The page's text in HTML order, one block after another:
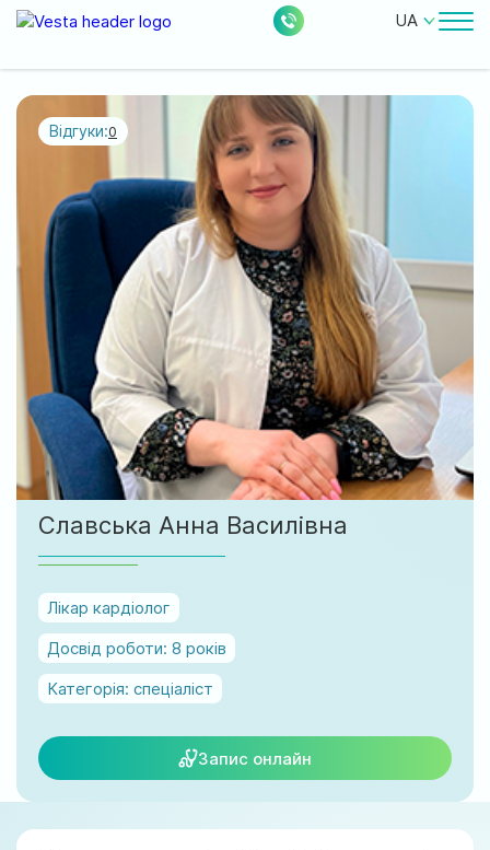
UA
Лікарі
Безкоштовні послуги
Про клініку
Контакти
Акції Новини Відгуки
228
Місцезнаходження:
м. Ірпінь, вул. Соборна, 128/1
official@test.test.vesta-med.com
Відгуки:0
Славська Анна Василівна
Лікар кардіолог
Досвід роботи: 8 років
Категорія: спеціаліст
Запис онлайн